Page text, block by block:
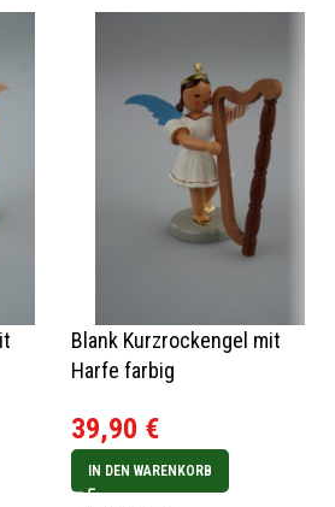
Blank Kurzrockengel mit
Harfe farbig
39,90 €
IN DEN WARENKORB